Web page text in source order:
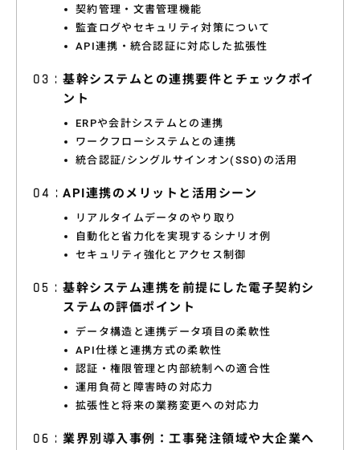
お問い合わせ
資料ダウンロード
お知らせ・イベント情報
契約管理・文書管理機能
監査ログやセキュリティ対策について
API連携・統合認証に対応した拡張性
基幹システムとの連携要件とチェックポイ
ント
ERPや会計システムとの連携
ワークフローシステムとの連携
統合認証/シングルサインオン(SSO)の活用
API連携のメリットと活用シーン
リアルタイムデータのやり取り
自動化と省力化を実現するシナリオ例
セキュリティ強化とアクセス制御
基幹システム連携を前提にした電子契約シ
ステムの評価ポイント
データ構造と連携データ項目の柔軟性
API仕様と連携方式の柔軟性
認証・権限管理と内部統制への適合性
運用負荷と障害時の対応力
拡張性と将来の業務変更への対応力
業界別導入事例：工事発注領域や大企業へ